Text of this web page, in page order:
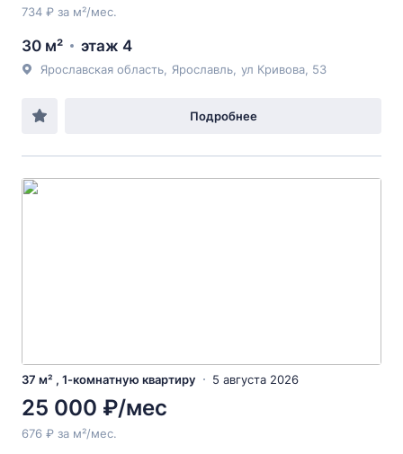
734 ₽ за м²/мес.
30 м² этаж 4
Ярославская область Ярославль ул Кривова , 53
Подробнее
37 м² , 1-комнатную квартиру 5 августа 2026
25 000 ₽/мес
676 ₽ за м²/мес.